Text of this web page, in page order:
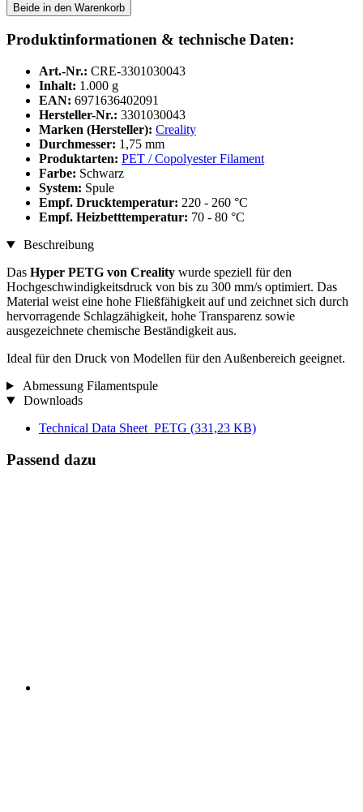
Beide in den Warenkorb
Produktinformationen & technische Daten:
Art.-Nr.: CRE-3301030043
Inhalt: 1.000 g
EAN: 6971636402091
Hersteller-Nr.: 3301030043
Marken (Hersteller): Creality
Durchmesser: 1,75 mm
Produktarten: PET / Copolyester Filament
Farbe: Schwarz
System: Spule
Empf. Drucktemperatur: 220 - 260 °C
Empf. Heizbetttemperatur: 70 - 80 °C
Beschreibung
Das Hyper PETG von Creality wurde speziell für den
Hochgeschwindigkeitsdruck von bis zu 300 mm/s optimiert. Das
Material weist eine hohe Fließfähigkeit auf und zeichnet sich durch
hervorragende Schlagzähigkeit, hohe Transparenz sowie
ausgezeichnete chemische Beständigkeit aus.
Ideal für den Druck von Modellen für den Außenbereich geeignet.
Abmessung Filamentspule
Downloads
Technical Data Sheet_PETG (331,23 KB)
Passend dazu